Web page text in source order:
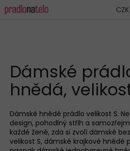
na
CZK
Dámské
hnědá,
Dámské hnědé prádlo velikost S.
design, pohodlný střih a
každé ženě, zda si zvolí dámské
velikost S, dámské krajkové hnědé
K
o
o
p
o
ř
e
b